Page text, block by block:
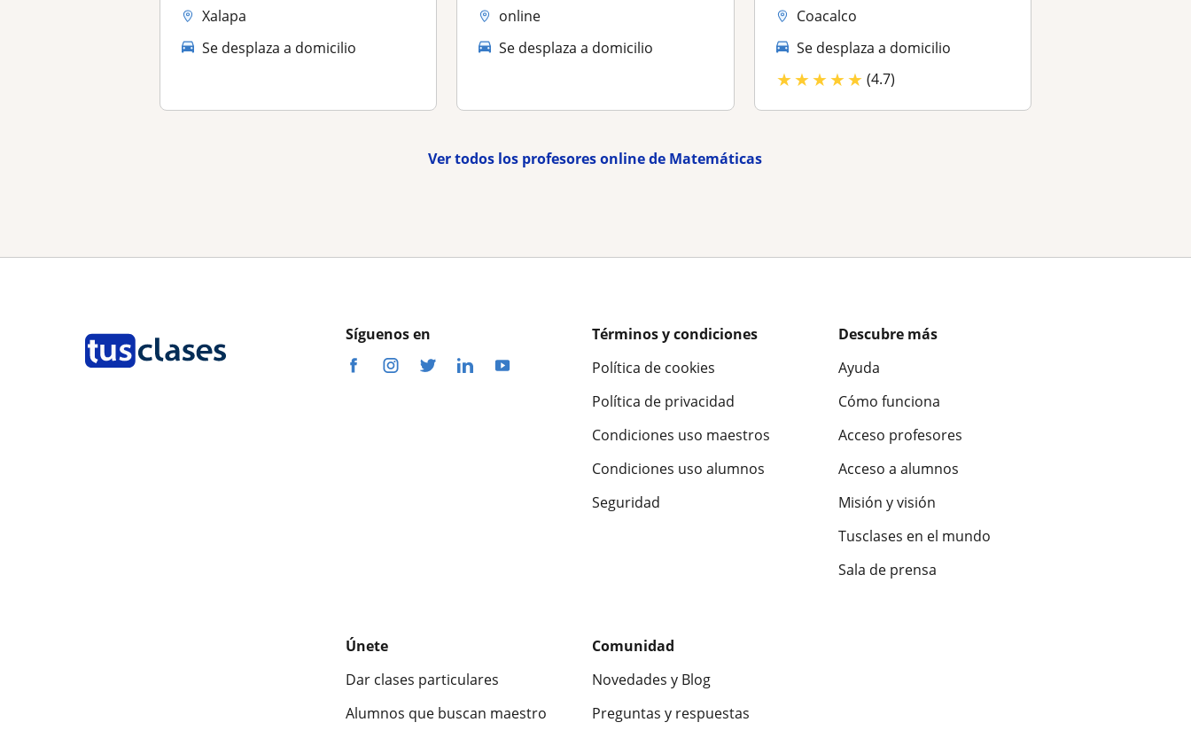
Xalapa
Se desplaza a domicilio
online
Se desplaza a domicilio
Coacalco
Se desplaza a domicilio
★★★★★ (4.7)
Ver todos los profesores online de Matemáticas
Síguenos en
Términos y condiciones
Política de cookies
Política de privacidad
Condiciones uso maestros
Condiciones uso alumnos
Seguridad
Descubre más
Ayuda
Cómo funciona
Acceso profesores
Acceso a alumnos
Misión y visión
Tusclases en el mundo
Sala de prensa
Únete
Dar clases particulares
Alumnos que buscan maestro
Comunidad
Novedades y Blog
Preguntas y respuestas